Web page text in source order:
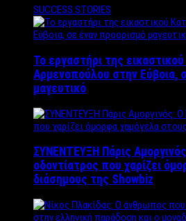
SUCCESS STORIES
Το εργαστήρι της
Αρμενοπούλου στην Εύβοια,
μαγευτικό
ΣΥΝΕΝΤΕΥΞΗ Πάρις
οδοντίατρος που χαρίζει
διάσημους της Showbiz